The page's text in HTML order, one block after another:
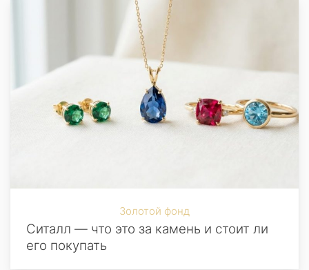
Золотой фонд
Ситалл — что это за камень и стоит ли
его покупать